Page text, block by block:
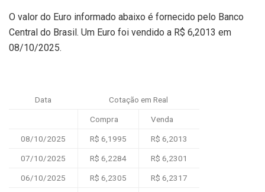
O valor do Euro informado abaixo é fornecido pelo Banco
Central do Brasil. Um Euro foi vendido a R$ 6,2013 em
08/10/2025.
Data Cotação em Real
Compra Venda
08/10/2025 R$ 6,1995 R$ 6,2013
07/10/2025 R$ 6,2284 R$ 6,2301
06/10/2025 R$ 6,2305 R$ 6,2317